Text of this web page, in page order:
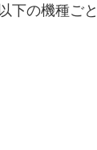
下の機種ご